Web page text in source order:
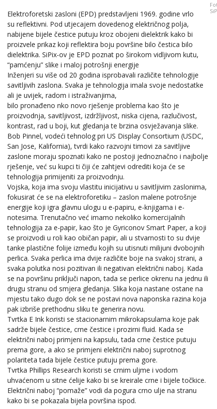
Elektroforetski zasloni (EPD) predstavljeni 1969. godine vrlo
su reflektivni. Pod utjecajem dovedenog električnog polja,
nabijene bijele čestice putuju kroz obojeni dielektrik kako bi
proizvele prikaz koji reflektira boju površine bilo čestica bilo
dielektrika. SiPix-ov je EPD poznat po širokom vidljivom kutu,
“pamćenju” slike i maloj potrošnji energije
Inženjeri su više od 20 godina isprobavali različite tehnologije
savitljivih zaslona. Svaka je tehnologija imala svoje nedostatke
ali je uvijek, radom i istraživanjima,
bilo pronađeno nko novo rješenje problema kao što je
proizvodnja, savitljivost, izdržljivost, niska cijena, razlučivost,
kontrast, rad u boji, kut gledanja te brzina osvježavanja slike.
Bob Pinnel, vodeći tehnolog pri US Display Consortium (USDC,
San Jose, Kalifornia), tvrdi kako razvojni timovi za savitljive
zaslone moraju spoznati kako ne postoji jednoznačno i najbolje
rješenje, već su kupci ti čiji će zahtjevi odrediti koja će se
tehnologija primijeniti za proizvodnju.
Vojska, koja ima svoju vlastitu inicijativu u savitljivim zaslonima,
fokusirat će se na elektroforetiku – zaslon malene potrošnje
energije koji igra glavnu ulogu u e-papiru, e-knjigama i e-
notesima. Trenutačno već imamo nekoliko komercijalnih
tehnologija za e-papir, kao što je Gyriconov Smart Paper, a koji
se proizvodi u roli kao običan papir, ali u stvarnosti to su dvije
tanke plastične folije između kojih su utisnuti milijuni dvobojnih
perlica. Svaka perlica ima dvije različite boje na svakoj strani, a
svaka polutka nosi pozitivan ili negativan električni naboj. Kada
se na površinu priključi napon, tada se perlice okrenu na jednu ili
drugu stranu od smjera gledanja. Slika koja nastane ostane na
mjestu tako dugo dok se ne postavi nova naponska razina koja
pak izbriše prethodnu sliku te generira novu.
Tvrtka E Ink koristi se stacionarnim mikrokapsulama koje pak
sadrže bijele čestice, crne čestice i prozirni fluid. Kada se
električni naboj primjeni na kapsulu, tada crne čestice putuju
prema gore, a ako se primjeni električni naboj suprotnog
polariteta tada bijele čestice putuju prema gore.
Tvrtka Phillips Research koristi se crnim uljme i vodom
uhvaćenom u sitne ćelije kako bi se kreirale crne i bijele točkice.
Električni naboj “pomaže” vodi da pogura crno ulje na stranu
kako bi se pokazala bijela površina ispod.